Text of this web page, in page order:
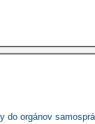
do orgánov